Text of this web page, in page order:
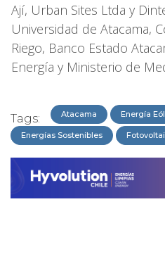
Ají, Urban Sites Ltda y
Universidad de Atacama,
Riego, Banco Estado
Energía y Ministerio de
Tags: Atacama Energía
Energías Sostenibles